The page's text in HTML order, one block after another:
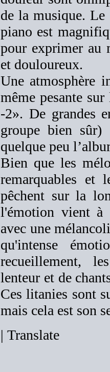
de la musique.
piano est
pour exprimer au
et douloureux.
Une atmosphère
même pesante
-2». De grandes
groupe bien
quelque peu
Bien que les
remarquables et
pêchent sur la
l'émotion vient à
avec une
qu'intense
recueillement,
lenteur et de
Ces litanies sont
mais cela est son
| Translate